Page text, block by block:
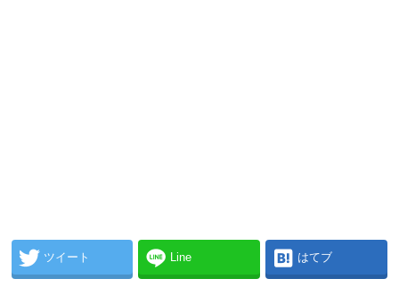
ツイート Line はてブ